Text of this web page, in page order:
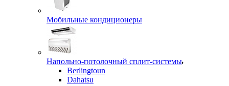
Мобильные кондиционеры
Напольно-потолочный сплит-системы
Berlingtoun
Dahatsu